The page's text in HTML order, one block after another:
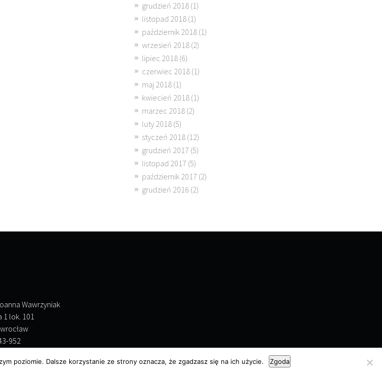
grudzień 2018 (1)
listopad 2018 (1)
październik 2018 (1)
wrzesień 2018 (2)
lipiec 2018 (6)
czerwiec 2018 (1)
maj 2018 (1)
kwiecień 2018 (1)
marzec 2018 (2)
luty 2018 (5)
styczeń 2018 (12)
grudzień 2017 (5)
listopad 2017 (5)
październik 2017 (2)
grudzień 2016 (2)
Wawrzyniak
1 lok. 101
952
poziomie. Dalsze korzystanie ze strony oznacza, że zgadzasz się na ich użycie. Zgoda